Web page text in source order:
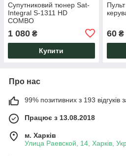
Супутниковий тюнер Sat-
Integral S-1311 HD
COMBO
1 080 ₴
Купити
60₴
Про нас
99% позитивних з 193 відгуків
Працює з 13.08.2018
м. Харків
Улица Раевской, 14, Харків,